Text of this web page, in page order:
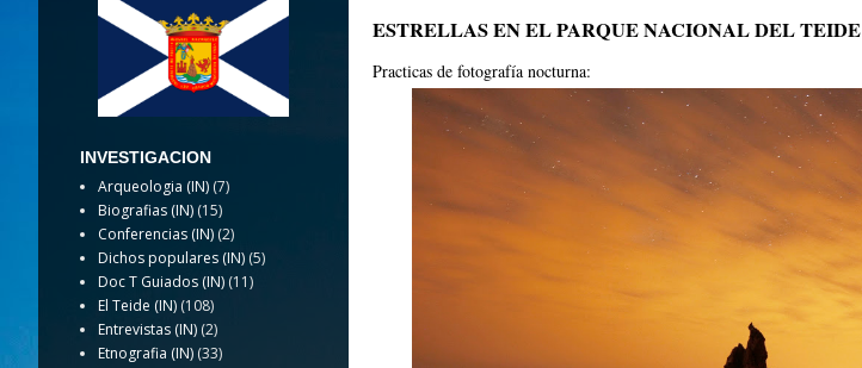
ESTRELLAS EN EL PARQUE NACIONAL DEL TEIDE
Practicas de fotografía nocturna:
INVESTIGACION
Arqueologia (IN) (7)
Biografias (IN) (15)
Conferencias (IN) (2)
Dichos populares (IN) (5)
Doc T Guiados (IN) (11)
El Teide (IN) (108)
Entrevistas (IN) (2)
Etnografia (IN) (33)